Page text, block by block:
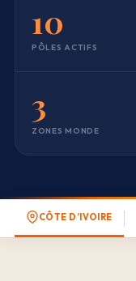
10
PÔLES ACTIFS
3
ZONES MONDE
CÔTE D’IVOIRE